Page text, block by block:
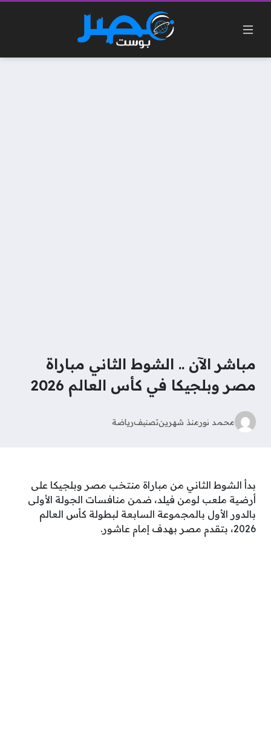
مباشر الآن .. الشوط الثاني مباراة
مصر وبلجيكا في كأس العالم 2026
محمد نورمنذ شهرينتصنيفرياضة
بدأ الشوط الثاني من مباراة منتخب مصر وبلجيكا على
أرضية ملعب لومن فيلد، ضمن منافسات الجولة الأولى
بالدور الأول بالمجموعة السابعة لبطولة كأس العالم
2026، بتقدم مصر بهدف إمام عاشور.